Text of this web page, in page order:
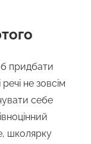
придбати
не зовсім
себе
школярку